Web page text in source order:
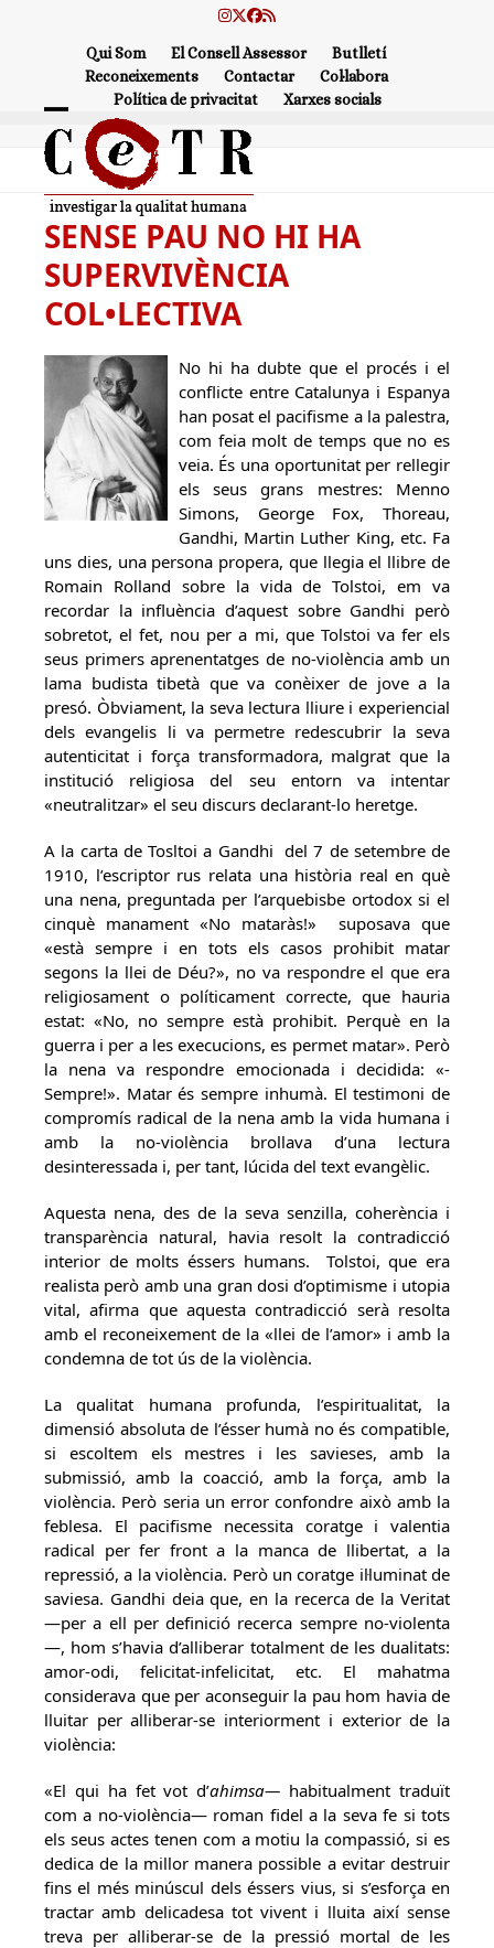
Instagram
Twitter
Facebook
RSS
Qui Som El Consell Assessor
Butlletí
Reconeixements
Contactar
Col·labora
Política de privacitat
Xarxes socials
Open
mobile
menu
Close
mobile
menu
SENSE PAU NO HI HA
SUPERVIVÈNCIA
COL•LECTIVA
No hi ha dubte que el procés i el
conflicte entre Catalunya i Espanya
han posat el pacifisme a la palestra,
com feia molt de temps que no es
veia. És una oportunitat per rellegir
els seus grans mestres: Menno
Simons, George Fox, Thoreau,
Gandhi, Martin Luther King, etc. Fa
uns dies, una persona propera, que llegia el llibre de
Romain Rolland sobre la vida de Tolstoi, em va
recordar la influència d’aquest sobre Gandhi però
sobretot, el fet, nou per a mi, que Tolstoi va fer els
seus primers aprenentatges de no-violència amb un
lama budista tibetà que va conèixer de jove a la
presó. Òbviament, la seva lectura lliure i experiencial
dels evangelis li va permetre redescubrir la seva
autenticitat i força transformadora, malgrat que la
institució religiosa del seu entorn va intentar
«neutralitzar» el seu discurs declarant-lo heretge.
A la carta de Tosltoi a Gandhi del 7 de setembre de
1910, l’escriptor rus relata una història real en què
una nena, preguntada per l’arquebisbe ortodox si el
cinquè manament «No mataràs!» suposava que
«està sempre i en tots els casos prohibit matar
segons la llei de Déu?», no va respondre el que era
religiosament o políticament correcte, que hauria
estat: «No, no sempre està prohibit. Perquè en la
guerra i per a les execucions, es permet matar». Però
la nena va respondre emocionada i decidida: «-
Sempre!». Matar és sempre inhumà. El testimoni de
compromís radical de la nena amb la vida humana i
amb la no-violència brollava d’una lectura
desinteressada i, per tant, lúcida del text evangèlic.
Aquesta nena, des de la seva senzilla, coherència i
transparència natural, havia resolt la contradicció
interior de molts éssers humans. Tolstoi, que era
realista però amb una gran dosi d’optimisme i utopia
vital, afirma que aquesta contradicció serà resolta
amb el reconeixement de la «llei de l’amor» i amb la
condemna de tot ús de la violència.
La qualitat humana profunda, l’espiritualitat, la
dimensió absoluta de l’ésser humà no és compatible,
si escoltem els mestres i les savieses, amb la
submissió, amb la coacció, amb la força, amb la
violència. Però seria un error confondre això amb la
feblesa. El pacifisme necessita coratge i valentia
radical per fer front a la manca de llibertat, a la
repressió, a la violència. Però un coratge il·luminat de
saviesa. Gandhi deia que, en la recerca de la Veritat
—per a ell per definició recerca sempre no-violenta
—, hom s’havia d’alliberar totalment de les dualitats:
amor-odi, felicitat-infelicitat, etc. El mahatma
considerava que per aconseguir la pau hom havia de
lluitar per alliberar-se interiorment i exterior de la
violència:
«El qui ha fet vot d’ahimsa— habitualment traduït
com a no-violència— roman fidel a la seva fe si tots
els seus actes tenen com a motiu la compassió, si es
dedica de la millor manera possible a evitar destruir
fins el més minúscul dels éssers vius, si s’esforça en
tractar amb delicadesa tot vivent i lluita així sense
treva per alliberar-se de la pressió mortal de les